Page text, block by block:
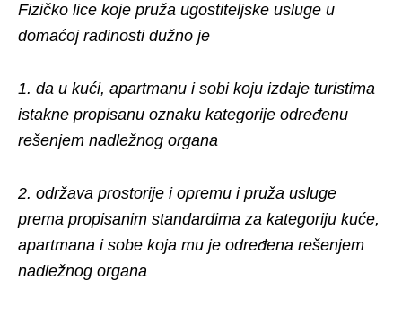
Fizičko lice koje pruža ugostiteljske usluge u
domaćoj radinosti dužno je
1. da u kući, apartmanu i sobi koju izdaje turistima
istakne propisanu oznaku kategorije određenu
rešenjem nadležnog organa
2. održava prostorije i opremu i pruža usluge
prema propisanim standardima za kategoriju kuće,
apartmana i sobe koja mu je određena rešenjem
nadležnog organa